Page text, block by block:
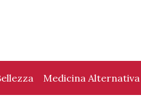
Medicina Alternativa